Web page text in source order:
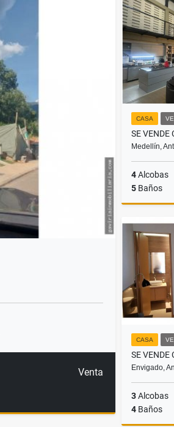
Venta
CASA
Medellín,
4Alcobas
5 Baños
CASA
Envigado,
3Alcobas
4 Baños